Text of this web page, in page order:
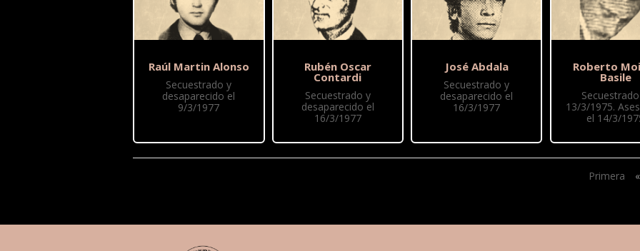
Raúl Martin Alonso
Secuestrado y
desaparecido el
9/3/1977
Rubén Oscar
Contardi
Secuestrado y
desaparecido el
16/3/1977
José Abdala
Secuestrado y
desaparecido el
16/3/1977
Roberto
Basile
13/3/1975.
el 14/3/
Primera «